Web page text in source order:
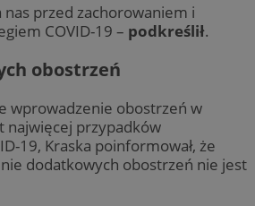
nas przed zachorowaniem i
COVID-19 – podkreślił.
obostrzeń
wprowadzenie obostrzeń w
najwięcej przypadków
19, Kraska poinformował, że
dodatkowych obostrzeń nie jest